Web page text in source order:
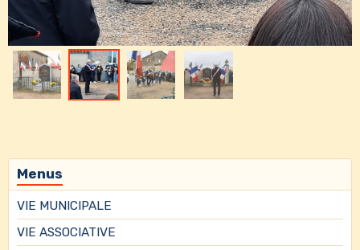
Menus
VIE MUNICIPALE
VIE ASSOCIATIVE